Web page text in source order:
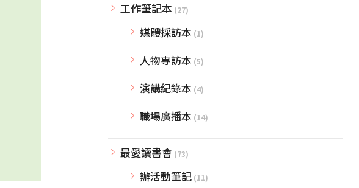
工作筆記本 (27)
媒體採訪本 (1)
人物專訪本 (5)
演講紀錄本 (4)
職場廣播本 (14)
最愛讀書會 (73)
辦活動筆記 (11)